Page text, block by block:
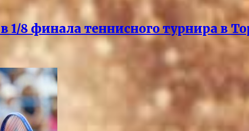
1/8 финала теннисного турнира в